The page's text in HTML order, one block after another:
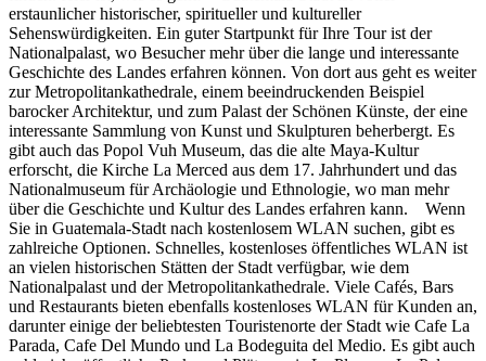
erstaunlicher historischer, spiritueller und kultureller
Sehenswürdigkeiten. Ein guter Startpunkt für Ihre Tour ist der
Nationalpalast, wo Besucher mehr über die lange und interessante
Geschichte des Landes erfahren können. Von dort aus geht es weiter
zur Metropolitankathedrale, einem beeindruckenden Beispiel
barocker Architektur, und zum Palast der Schönen Künste, der eine
interessante Sammlung von Kunst und Skulpturen beherbergt. Es
gibt auch das Popol Vuh Museum, das die alte Maya-Kultur
erforscht, die Kirche La Merced aus dem 17. Jahrhundert und das
Nationalmuseum für Archäologie und Ethnologie, wo man mehr
über die Geschichte und Kultur des Landes erfahren kann. Wenn
Sie in Guatemala-Stadt nach kostenlosem WLAN suchen, gibt es
zahlreiche Optionen. Schnelles, kostenloses öffentliches WLAN ist
an vielen historischen Stätten der Stadt verfügbar, wie dem
Nationalpalast und der Metropolitankathedrale. Viele Cafés, Bars
und Restaurants bieten ebenfalls kostenloses WLAN für Kunden an,
darunter einige der beliebtesten Touristenorte der Stadt wie Cafe La
Parada, Cafe Del Mundo und La Bodeguita del Medio. Es gibt auch